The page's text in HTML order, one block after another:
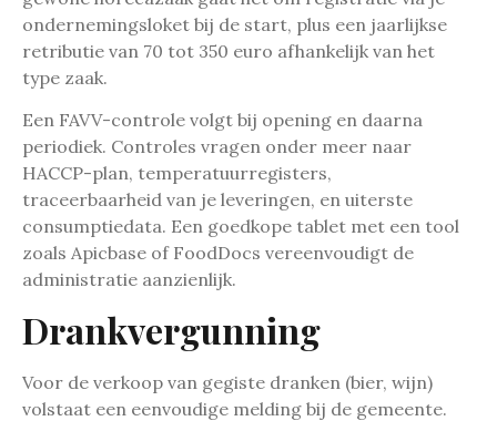
ondernemingsloket bij de start, plus een jaarlijkse
retributie van 70 tot 350 euro afhankelijk van het
type zaak.
Een FAVV-controle volgt bij opening en daarna
periodiek. Controles vragen onder meer naar
HACCP-plan, temperatuurregisters,
traceerbaarheid van je leveringen, en uiterste
consumptiedata. Een goedkope tablet met een tool
zoals Apicbase of FoodDocs vereenvoudigt de
administratie aanzienlijk.
Drankvergunning
Voor de verkoop van gegiste dranken (bier, wijn)
volstaat een eenvoudige melding bij de gemeente.